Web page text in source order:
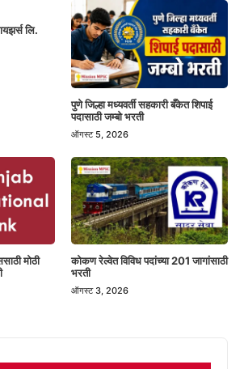
लि.
पुणे जिल्हा मध्यवर्ती सहकारी बँकेत शिपाई
पदासाठी जम्बो भरती
ऑगस्ट 5, 2026
मोठी
कोकण रेल्वेत विविध पदांच्या 201 जागांसाठी
भरती
ऑगस्ट 3, 2026